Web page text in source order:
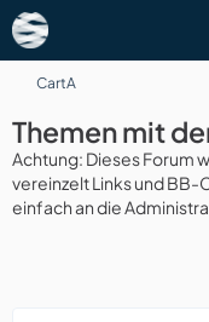
CartA
Themen mit
Achtung: Dieses Forum
vereinzelt Links und BB-
einfach an die